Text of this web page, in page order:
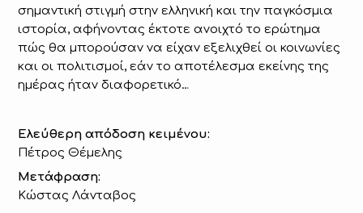
σημαντική στιγμή στην ελληνική και την παγκόσμια
ιστορία, αφήνοντας έκτοτε ανοιχτό το ερώτημα
πώς θα μπορούσαν να είχαν εξελιχθεί οι κοινωνίες
και οι πολιτισμοί, εάν το αποτέλεσμα εκείνης της
ημέρας ήταν διαφορετικό…
Ελεύθερη απόδοση κειμένου:
Πέτρος Θέμελης
Μετάφραση:
Κώστας Λάνταβος